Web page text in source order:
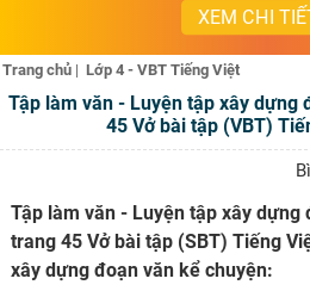
XEM CHI
Trang chủ | Lớp 4 - VBT Tiếng Việt
Tập làm văn - Luyện tập xây dựng
45 Vở bài tập (VBT)
Tập làm văn - Luyện tập xây dựng
trang 45 Vở bài tập (SBT) Tiếng
xây dựng đoạn văn kể chuyện: